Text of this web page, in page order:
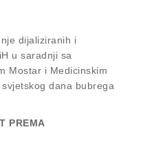
dijaliziranih i
u saradnji sa
Mostar i Medicinskim
dana bubrega
PREMA